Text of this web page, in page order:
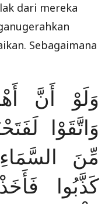
dari mereka
Sebagaimana
وَلَوْ أَنَّ
وَاتَّقَوْا
مِّنَ
كَذَّبُوا